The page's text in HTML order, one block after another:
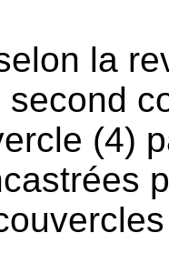
la
second
(4)